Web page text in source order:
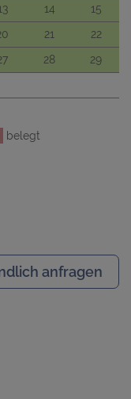
14
15
21
22
28
29
belegt
anfragen